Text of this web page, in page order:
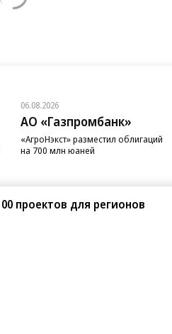
06.08.2026
АО «Газпромбанк»
«АгроНэкст» разместил облигаций
на 700 млн юаней
проектов для регионов